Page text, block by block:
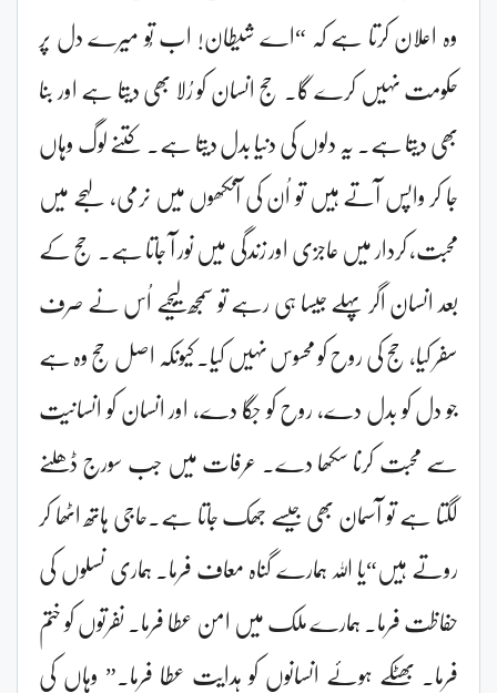
وہ اعلان کرتا ہے کہ “اے شیطان! اب تُو میرے دل پر
حکومت نہیں کرے گا۔ حج انسان کو رُلا بھی دیتا ہے اور بنا
بھی دیتا ہے۔ یہ دلوں کی دنیا بدل دیتا ہے۔ کتنے لوگ وہاں
جا کر واپس آتے ہیں تو اُن کی آنکھوں میں نرمی، لہجے میں
محبت، کردار میں عاجزی اور زندگی میں نور آ جاتا ہے۔ حج کے
بعد انسان اگر پہلے جیسا ہی رہے تو سمجھ لیجیے اُس نے صرف
سفر کیا، حج کی روح کو محسوس نہیں کیا۔ کیونکہ اصل حج وہ ہے
جو دل کو بدل دے، روح کو جگا دے، اور انسان کو انسانیت
سے محبت کرنا سکھا دے۔ عرفات میں جب سورج ڈھلنے
لگتا ہے تو آسمان بھی جیسے جھک جاتا ہے۔حاجی ہاتھ اٹھا کر
روتے ہیں“یا اللہ ہمارے گناہ معاف فرما۔ ہماری نسلوں کی
حفاظت فرما۔ ہمارے ملک میں امن عطا فرما۔ نفرتوں کو ختم
فرما۔ بھٹکے ہوئے انسانوں کو ہدایت عطا فرما۔” وہاں کی